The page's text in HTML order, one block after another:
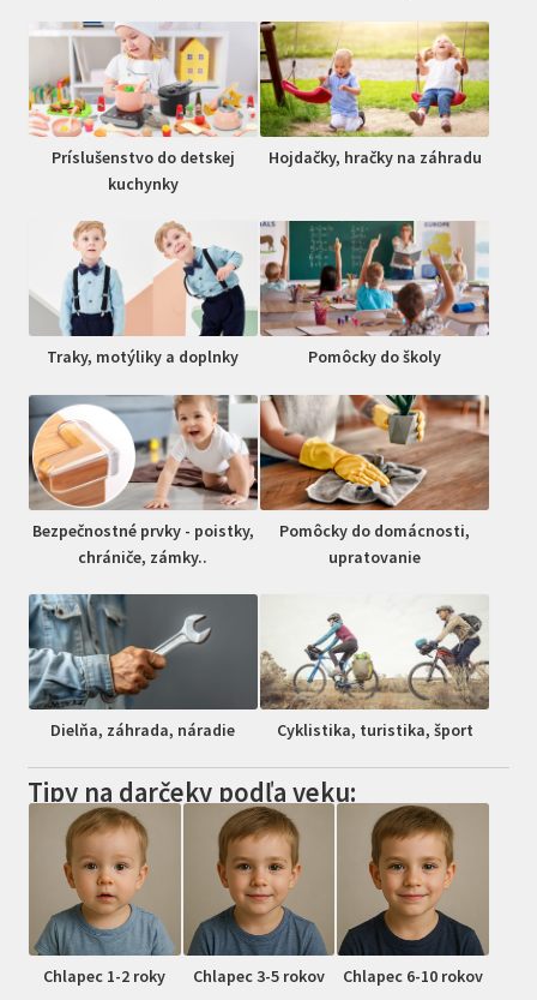
Príslušenstvo do detskej
kuchynky
Hojdačky, hračky na záhradu
Traky, motýliky a doplnky Pomôcky do školy
Bezpečnostné prvky - poistky,
chrániče, zámky..
Pomôcky do domácnosti,
upratovanie
Dielňa, záhrada, náradie Cyklistika, turistika, šport
Tipy na darčeky podľa veku:
Chlapec 1-2 roky Chlapec 3-5 rokov Chlapec 6-10 rokov